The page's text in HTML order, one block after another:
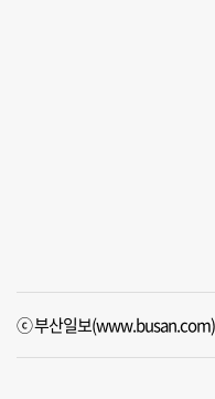
ⓒ 부산일보